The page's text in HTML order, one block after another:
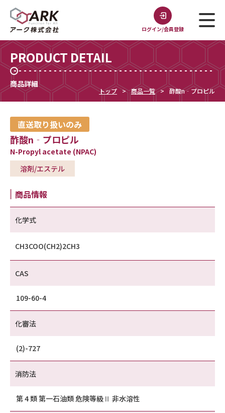
ログイン/会員登録
PRODUCT DETAIL
商品詳細
トップ 商品一覧 酢酸n‐プロピル
直送取り扱いのみ
酢酸n‐プロピル
N-Propyl acetate (NPAC)
溶剤/エステル
商品情報
化学式
CH3COO(CH2)2CH3
CAS
109-60-4
化審法
(2)-727
消防法
第 4 類 第一石油類 危険等級Ⅱ 非水溶性